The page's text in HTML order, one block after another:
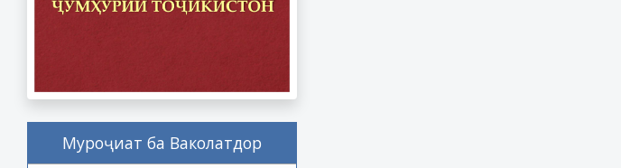
Муроҷиат ба Ваколатдор